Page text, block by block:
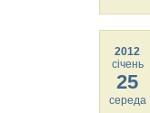
2012
січень
25
середа